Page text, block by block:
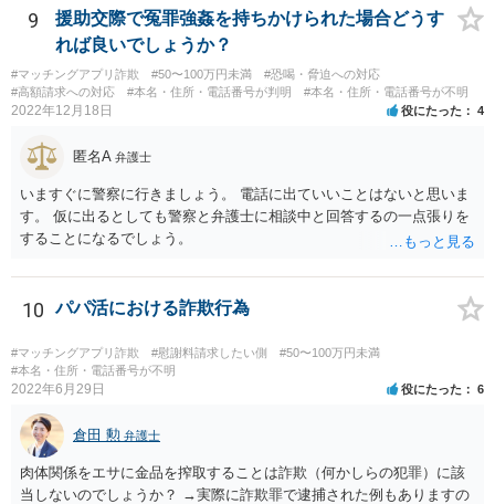
9
援助交際で冤罪強姦を持ちかけられた場合どうす
れば良いでしょうか？
#マッチングアプリ詐欺 #50〜100万円未満
#恐喝・脅迫への対応
#高額請求への対応
#本名・住所・電話番号が判明 #本名・住所・電話番号が不明
2022年12月18日 役にたった 4
匿名A 弁護士
いますぐに警察に行きましょう。 電話に出ていいことはないと思いま
す。 仮に出るとしても警察と弁護士に相談中と回答するの一点張りを
することになるでしょう。
10 パパ活における詐欺行為
#マッチングアプリ詐欺 #慰謝料請求したい側
#50〜100万円未満
#本名・住所・電話番号が不明
2022年6月29日 役にたった 6
倉田 勲 弁護士
肉体関係をエサに金品を搾取することは詐欺（何かしらの犯罪）に該
当しないのでしょうか？ →実際に詐欺罪で逮捕された例もありますの